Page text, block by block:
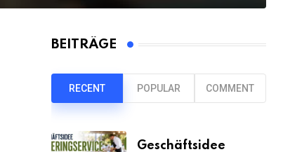
BEITRÄGE
RECENT POPULAR COMMENT
Geschäftsidee